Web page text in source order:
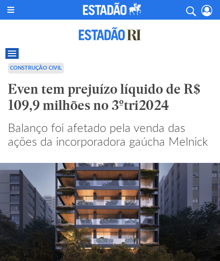
CONSTRUÇÃO CIVIL
Even tem prejuízo líquido de R$
109,9 milhões no 3ºtri2024
Balanço foi afetado pela venda das
ações da incorporadora gaúcha Melnick